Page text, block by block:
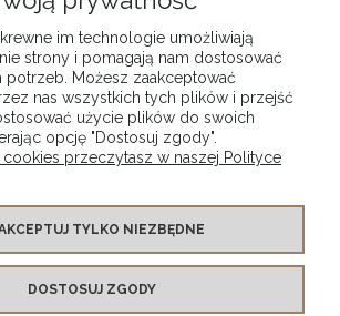
Bezpieczne płatności
im technologie umożliwiają
strony i pomagają nam dostosować
potrzeb. Możesz zaakceptować
nas wszystkich tych plików i przejść
użycie plików do swoich
opcję "Dostosuj zgody".
przeczytasz w naszej Polityce
TYLKO NIEZBĘDNE
DOSTOSUJ ZGODY